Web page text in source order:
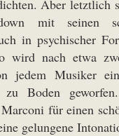
Aber letztlich
mit seinen
in psychischer
wird nach etwa
jedem Musiker
Boden
für einen
gelungene